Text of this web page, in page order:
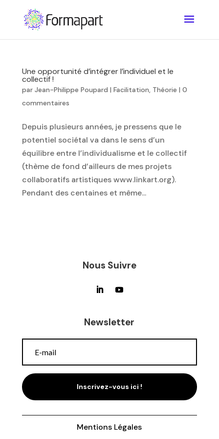
Une opportunité d’intégrer l’individuel et le
collectif !
par Jean-Philippe Poupard | Facilitation, Théorie | 0
commentaires
Depuis plusieurs années, je pressens que le
potentiel sociétal va dans le sens d’un
équilibre entre l’individualisme et le collectif
(thème de fond d’ailleurs de mes projets
collaboratifs artistiques www.linkart.org).
Pendant des centaines et même...
Nous Suivre
Newsletter
Inscrivez-vous ici !
Mentions Légales